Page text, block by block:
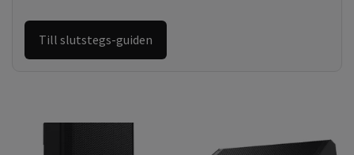
Till slutstegs-guiden